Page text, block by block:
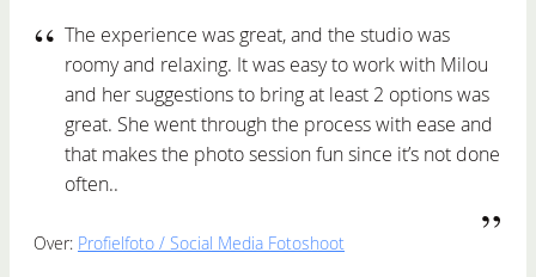
The experience was great, and the studio was
roomy and relaxing. It was easy to work with Milou
and her suggestions to bring at least 2 options was
great. She went through the process with ease and
that makes the photo session fun since it’s not done
often..
Over: Profielfoto / Social Media Fotoshoot